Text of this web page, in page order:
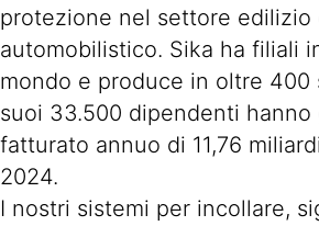
protezione nel settore edilizio
automobilistico. Sika ha filiali
mondo e produce in oltre 400
suoi 33.500 dipendenti hanno
fatturato annuo di 11,76
2024.
I nostri sistemi per incollare,